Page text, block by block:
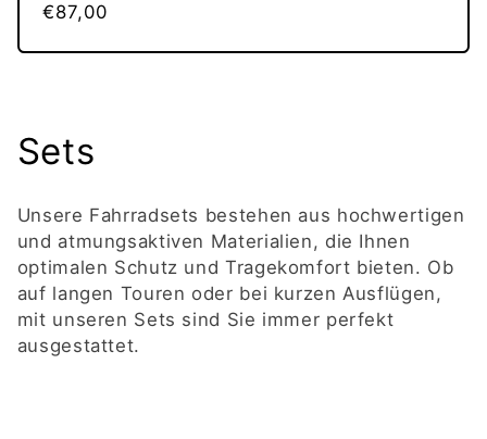
Normaler
€87,00
K
t
e
g
Sets
Unsere Fahrradsets bestehen aus hochwertigen
und atmungsaktiven Materialien, die Ihnen
optimalen Schutz und Tragekomfort bieten. Ob
auf langen Touren oder bei kurzen Ausflügen,
mit unseren Sets sind Sie immer perfekt
ausgestattet.